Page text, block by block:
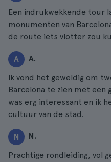
Een indrukwekkende tour
monumenten van
de route iets vlotter zou
A A.
Ik vond het geweldig om
Barcelona te zien met een
was erg interessant en ik
cultuur van de stad.
N N.
Prachtige rondleiding, vol